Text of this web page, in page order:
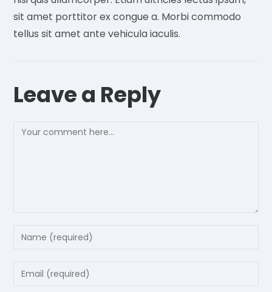
sit amet porttitor ex congue a. Morbi commodo
tellus sit amet ante vehicula iaculis.
Leave a Reply
Comment
Enter
your
name
or
Enter
your